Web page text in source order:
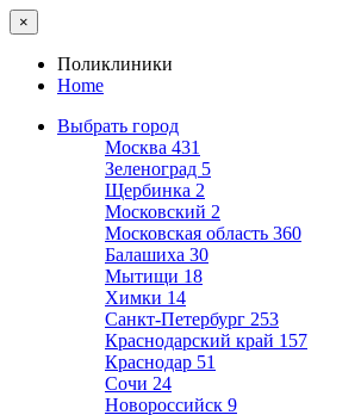
×
Поликлиники
Home
Выбрать город
Москва 431
Зеленоград 5
Щербинка 2
Московский 2
Московская область 360
Балашиха 30
Мытищи 18
Химки 14
Санкт-Петербург 253
Краснодарский край 157
Краснодар 51
Сочи 24
Новороссийск 9